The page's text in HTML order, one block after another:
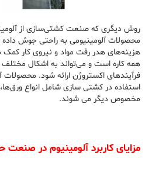
روش دیگری که صنعت کشتی‌سازی از
محصولات آلومینیومی به راحتی جوش
هزینه‌های هدر رفت مواد و نیروی کار
همه کاره است و می‌تواند به اشکال مختلف
فرآیندهای اکستروژن ارائه شود. محصولات
استفاده در کشتی سازی شامل انواع
مخصوص دیگر می شوند.
مزایای کاربرد آلومینیوم در